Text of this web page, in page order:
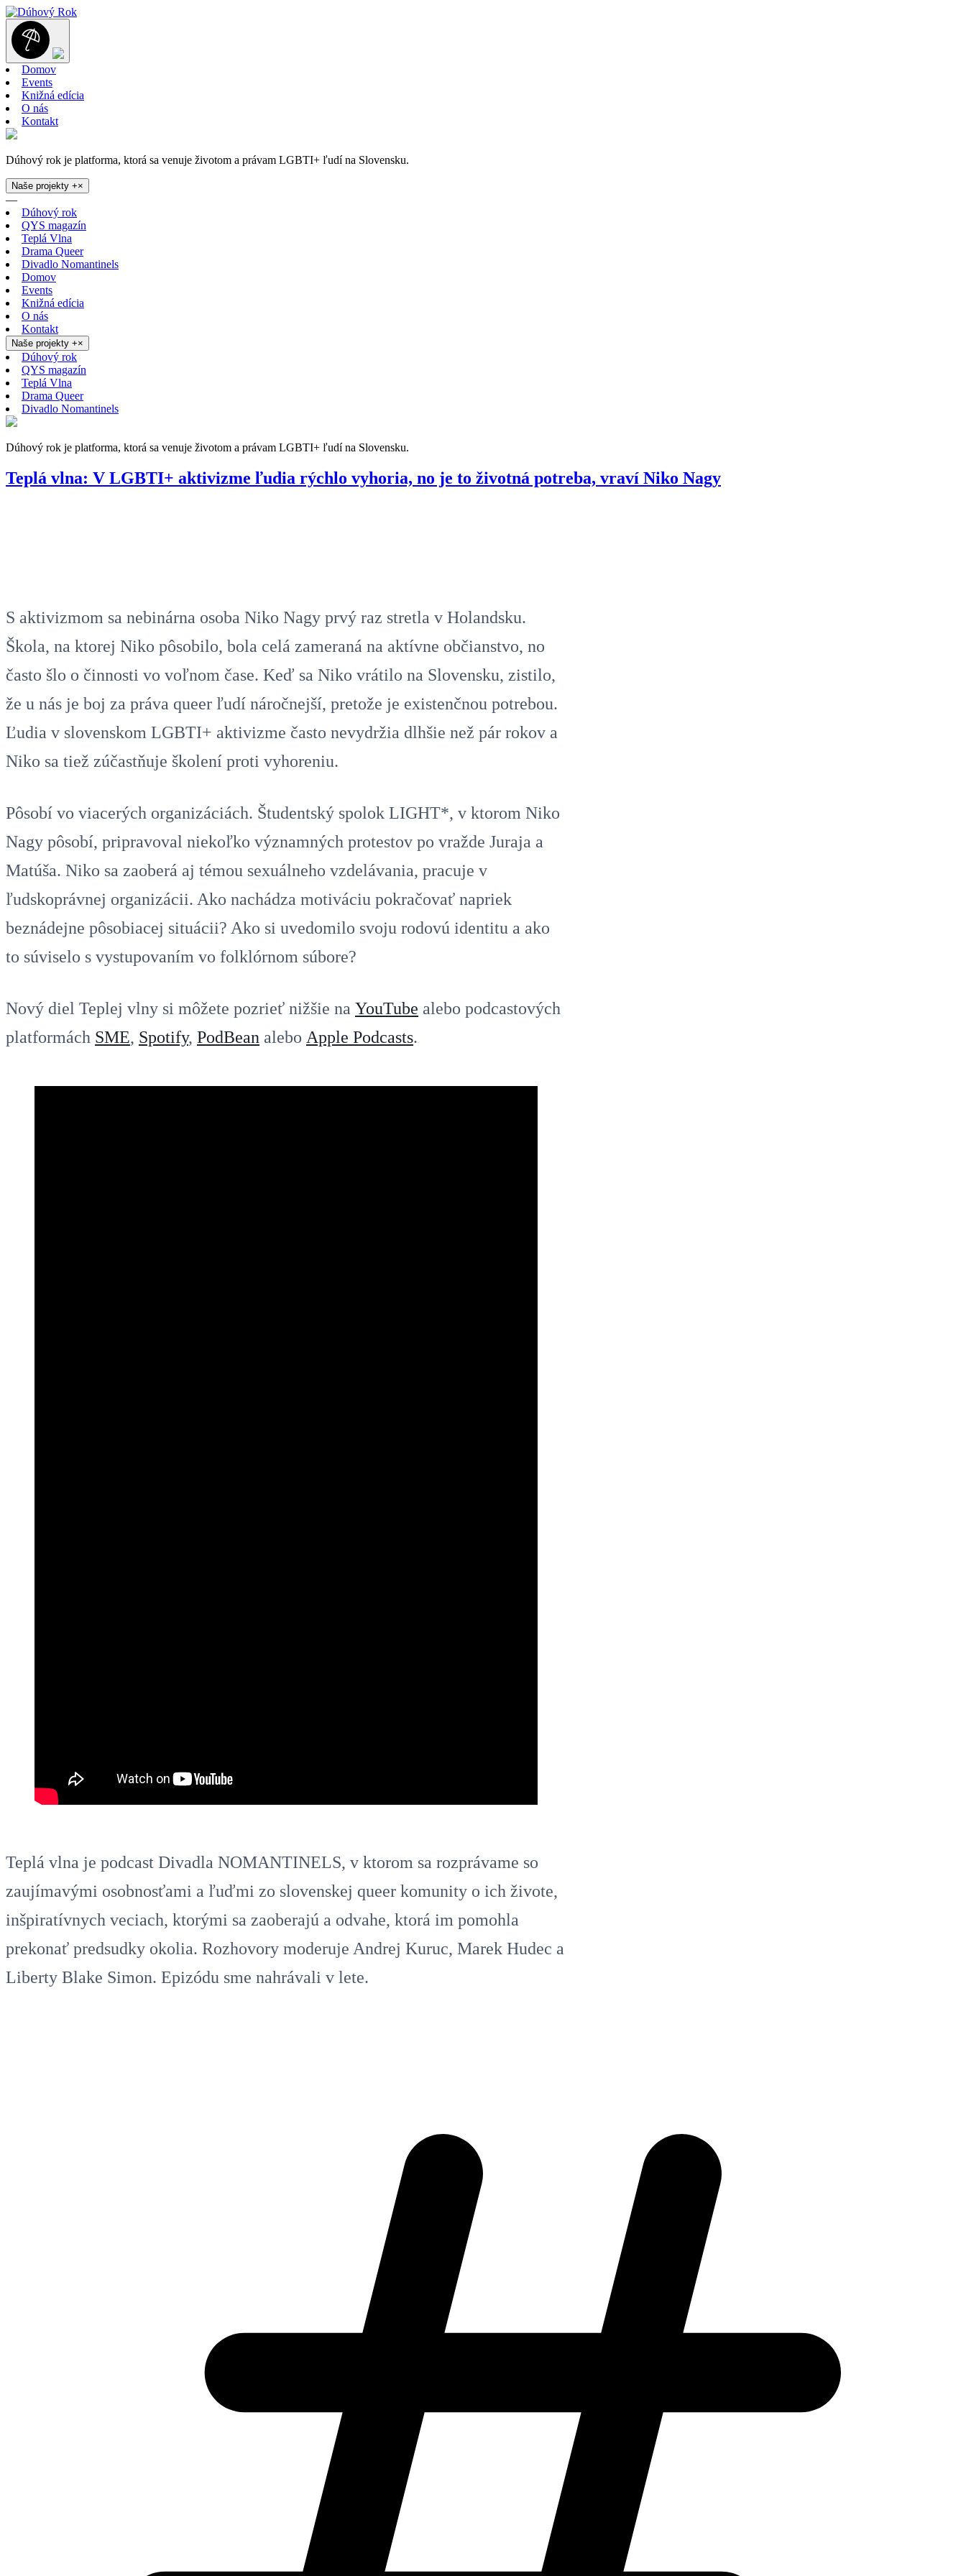
Domov
Events
Knižná edícia
O nás
Kontakt
Dúhový rok je platforma, ktorá sa venuje životom a právam LGBTI+ ľudí na Slovensku.
Naše projekty +×
—
Dúhový rok
QYS magazín
Teplá Vlna
Drama Queer
Divadlo Nomantinels
Domov
Events
Knižná edícia
O nás
Kontakt
Naše projekty +×
Dúhový rok
QYS magazín
Teplá Vlna
Drama Queer
Divadlo Nomantinels
Dúhový rok je platforma, ktorá sa venuje životom a právam LGBTI+ ľudí na Slovensku.
Teplá vlna: V LGBTI+ aktivizme ľudia rýchlo vyhoria, no je to životná potreba, vraví Niko Nagy
S aktivizmom sa nebinárna osoba Niko Nagy prvý raz stretla v Holandsku.
Škola, na ktorej Niko pôsobilo, bola celá zameraná na aktívne občianstvo, no
často šlo o činnosti vo voľnom čase. Keď sa Niko vrátilo na Slovensku, zistilo,
že u nás je boj za práva queer ľudí náročnejší, pretože je existenčnou potrebou.
Ľudia v slovenskom LGBTI+ aktivizme často nevydržia dlhšie než pár rokov a
Niko sa tiež zúčastňuje školení proti vyhoreniu.
Pôsobí vo viacerých organizáciách. Študentský spolok LIGHT*, v ktorom Niko
Nagy pôsobí, pripravoval niekoľko významných protestov po vražde Juraja a
Matúša. Niko sa zaoberá aj témou sexuálneho vzdelávania, pracuje v
ľudskoprávnej organizácii. Ako nachádza motiváciu pokračovať napriek
beznádejne pôsobiacej situácii? Ako si uvedomilo svoju rodovú identitu a ako
to súviselo s vystupovaním vo folklórnom súbore?
Nový diel Teplej vlny si môžete pozrieť nižšie na YouTube alebo podcastových
platformách SME, Spotify, PodBean alebo Apple Podcasts.
Teplá vlna je podcast Divadla NOMANTINELS, v ktorom sa rozprávame so
zaujímavými osobnosťami a ľuďmi zo slovenskej queer komunity o ich živote,
inšpiratívnych veciach, ktorými sa zaoberajú a odvahe, ktorá im pomohla
prekonať predsudky okolia. Rozhovory moderuje Andrej Kuruc, Marek Hudec a
Liberty Blake Simon. Epizódu sme nahrávali v lete.